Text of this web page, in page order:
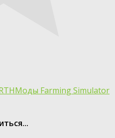
Моды Farming Simulator